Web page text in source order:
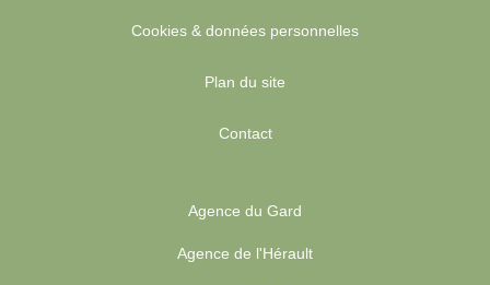
Cookies & données personnelles
Plan du site
Contact
Agence du Gard
Agence de l'Hérault